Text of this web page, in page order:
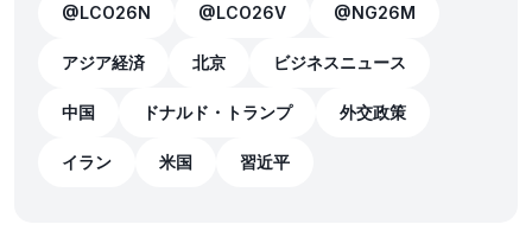
@LCO26N @LCO26V @NG26M
アジア経済 北京 ビジネスニュース
中国 ドナルド・トランプ 外交政策
イラン 米国 習近平